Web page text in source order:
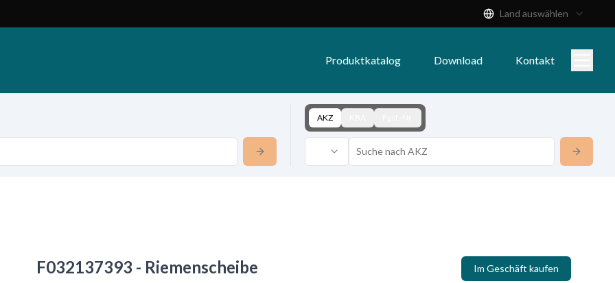
Land auswählen
Produktkatalog Download Kontakt
AKZ
F032137393 - Riemenscheibe
Im Geschäft kaufen